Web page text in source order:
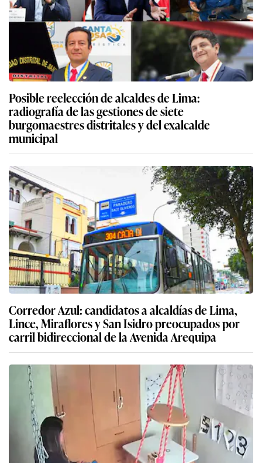
Posible reelección de alcaldes de Lima:
radiografía de las gestiones de siete
burgomaestres distritales y del exalcalde
municipal
Corredor Azul: candidatos a alcaldías de Lima,
Lince, Miraflores y San Isidro preocupados por
carril bidireccional de la Avenida Arequipa